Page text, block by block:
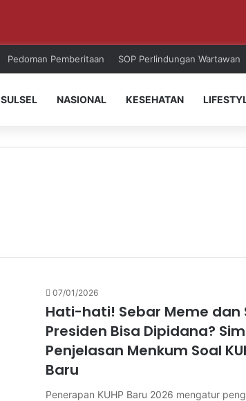
Pedoman Pemberitaan SOP Perlindungan Wartawan
SULSEL NASIONAL KESEHATAN
07/01/2026
Hati-hati! Sebar Meme dan
Presiden Bisa Dipidana?
Penjelasan Menkum Soal
Baru
Penerapan KUHP Baru 2026 mengatur